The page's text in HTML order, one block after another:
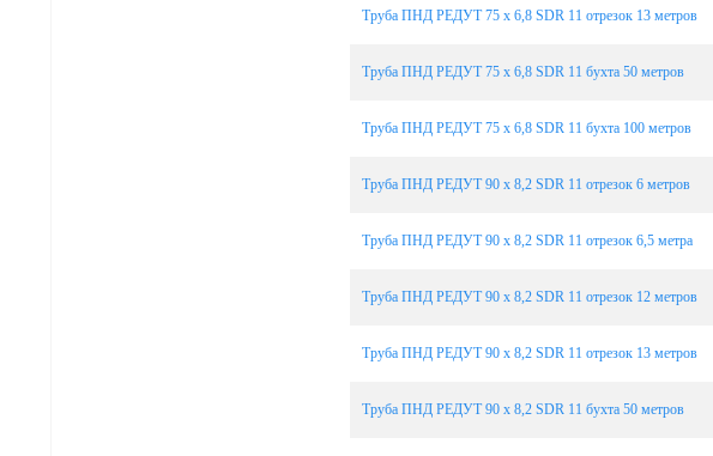
Труба ПНД РЕДУТ 75 х 6,8 SDR 11 отрезок 13 метров
Труба ПНД РЕДУТ 75 х 6,8 SDR 11 бухта 50 метров
Труба ПНД РЕДУТ 75 х 6,8 SDR 11 бухта 100 метров
Труба ПНД РЕДУТ 90 х 8,2 SDR 11 отрезок 6 метров
Труба ПНД РЕДУТ 90 х 8,2 SDR 11 отрезок 6,5 метра
Труба ПНД РЕДУТ 90 х 8,2 SDR 11 отрезок 12 метров
Труба ПНД РЕДУТ 90 х 8,2 SDR 11 отрезок 13 метров
Труба ПНД РЕДУТ 90 х 8,2 SDR 11 бухта 50 метров